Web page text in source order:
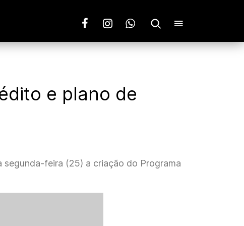
e plano de
feira (25) a criação do Programa